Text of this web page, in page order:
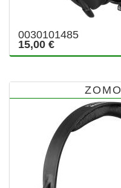
0030101485
15,00 €
ZOMO